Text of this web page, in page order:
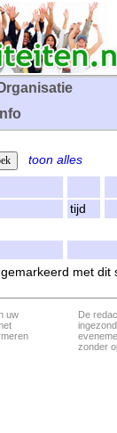
Info
toon alles
tijd
met
uw
De
zonder